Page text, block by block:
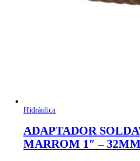
Hidráulica
ADAPTADOR
MARROM 1″ –